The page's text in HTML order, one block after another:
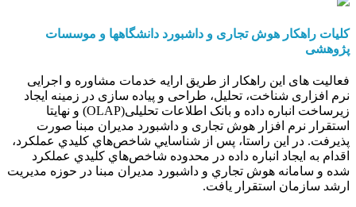
کلیات راهکار هوش تجاری و داشبورد دانشگاهها و موسسات
پژوهشی
فعالیت های این راهکار از طریق ارایه خدمات مشاوره و اجرایی
نرم افزاری شناخت، تحلیل، طراحی و پیاده سازی در زمینه ایجاد
زیرساخت انباره داده و بانک اطلاعات تحلیلی(OLAP) و نهایتا
استقرار نرم افزار هوش تجاری و داشبورد مدیران مبنا صورت
پذیرفت. در این راستا، پس از شناسايي شاخص‌هاي كليدي عملكرد،
اقدام به ايجاد انباره داده در محدوده شاخص‌هاي كليدي عملكرد
شده و سامانه هوش تجاري و داشبورد مديران مبنا در حوزه مديريت
ارشد سازمان استقرار یافت.